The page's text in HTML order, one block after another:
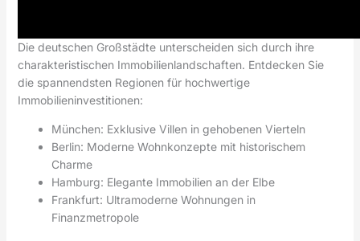
Die deutschen Großstädte unterscheiden sich durch ihre
charakteristischen Immobilienlandschaften. Entdecken Sie
die spannendsten Regionen für hochwertige
Immobilieninvestitionen:
München: Exklusive Villen in gehobenen Vierteln
Berlin: Moderne Wohnkonzepte mit historischem
Charme
Hamburg: Elegante Immobilien an der Elbe
Frankfurt: Ultramoderne Wohnungen in
Finanzmetropole